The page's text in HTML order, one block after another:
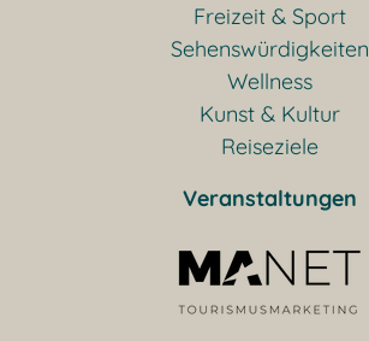
Freizeit & Sport
Sehenswürdigkeiten
Wellness
Kunst & Kultur
Reiseziele
Veranstaltungen